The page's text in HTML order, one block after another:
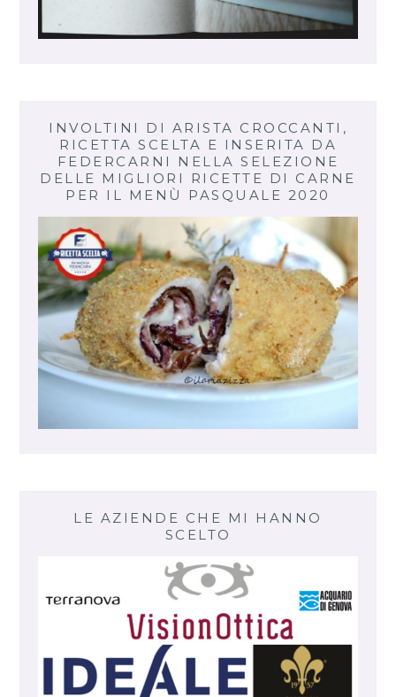
INVOLTINI DI ARISTA CROCCANTI,
RICETTA SCELTA E INSERITA DA
FEDERCARNI NELLA SELEZIONE
DELLE MIGLIORI RICETTE DI CARNE
PER IL MENÙ PASQUALE 2020
LE AZIENDE CHE MI HANNO
SCELTO